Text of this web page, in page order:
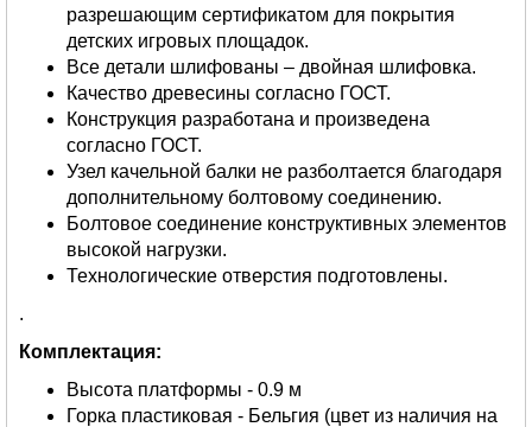
разрешающим сертификатом для покрытия
детских игровых площадок.
Все детали шлифованы – двойная шлифовка.
Качество древесины согласно ГОСТ.
Конструкция разработана и произведена
согласно ГОСТ.
Узел качельной балки не разболтается благодаря
дополнительному болтовому соединению.
Болтовое соединение конструктивных элементов
высокой нагрузки.
Технологические отверстия подготовлены.
.
Комплектация:
Высота платформы - 0.9 м
Горка пластиковая - Бельгия (цвет из наличия на